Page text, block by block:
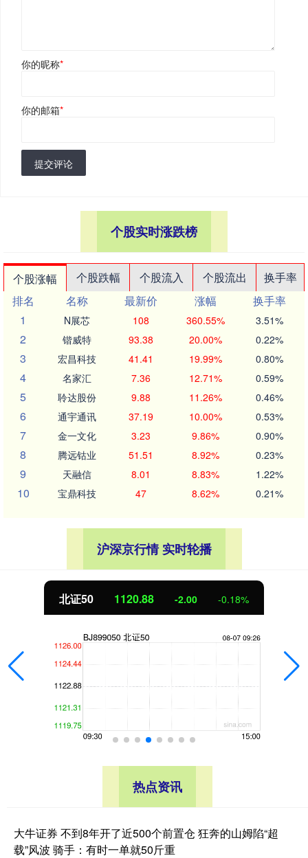
你的昵称*
你的邮箱*
提交评论
个股实时涨跌榜
个股涨幅 个股跌幅 个股流入 个股流出
换手率
排名
名称 最新价 涨幅
换手率
1
N展芯 108 360.55% 3.51%
2 锴威特 93.38 20.00% 0.22%
3 宏昌科技 41.41 19.99% 0.80%
4 名家汇 7.36 12.71% 0.59%
5 聆达股份 9.88 11.26% 0.46%
6 通宇通讯 37.19 10.00% 0.53%
7 金一文化 3.23 9.86% 0.90%
8 腾远钴业 51.51 8.92% 0.23%
9 天融信 8.01 8.83% 1.22%
10 宝鼎科技 47 8.62% 0.21%
沪深京行情 实时轮播
北证50 1120.88 -2.00 -0.18%
热点资讯
大牛证券 不到8年开了近500个前置仓 狂奔的山姆陷“超
载”风波 骑手：有时一单就50斤重